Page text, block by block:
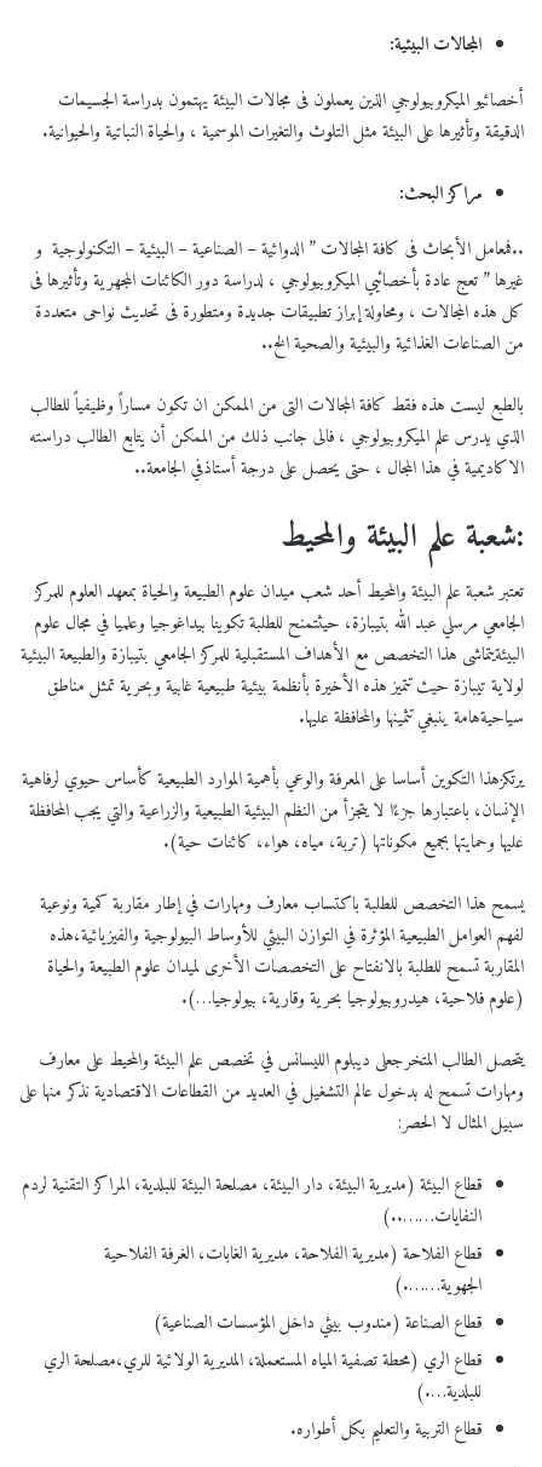
المجالات البيئية:
أخصائيو الميكروبيولوجي الذين يعملون فى مجالات البيئة يهتمون بدراسة الجسيمات
الدقيقة وتأثيرها على البيئة مثل التلوث والتغيرات الموسمية ، والحياة النباتية والحيوانية.
مراكز البحث:
..فمعامل الأبحاث فى كافة المجالات ” الدوائية – الصناعية – البيئية – التكنولوجية و
غيرها ” تعج عادة بأخصائيي الميكروبيولوجي ، لدراسة دور الكائنات المجهرية وتأثيرها فى
كل هذه المجالات ، ومحاولة إبراز تطبيقات جديدة ومتطورة فى تحديث نواحى متعددة
من الصناعات الغذائية والبيئية والصحية الخ..
بالطبع ليست هذه فقط كافة المجالات التى من الممكن ان تكون مساراً وظيفياً للطالب
الذي يدرس علم الميكروبيولوجي ، فالى جانب ذلك من الممكن أن يتابع الطالب دراسته
الاكاديمية في هذا المجال ، حتى يحصل على درجة أستاذفي الجامعة..
:شعبة علم البيئة والمحيط
تعتبر شعبة علم البيئة والمحيط أحد شعب ميدان علوم الطبيعة والحياة بمعهد العلوم للمركز
الجامعي مرسلي عبد الله بتيبازة، حيثتمنح للطلبة تكوينا بيداغوجيا وعلميا في مجال علوم
البيئةيتماشى هذا التخصص مع الأهداف المستقبلية للمركز الجامعي بتيبازة والطبيعة البيئية
لولاية تيبازة حيث تتميز هذه الأخيرة بأنظمة بيئية طبيعية غابية وبحرية تمثل مناطق
سياحيةهامة ينبغي تثمينها والمحافظة عليها.
يرتكزهذا التكوين أساسا على المعرفة والوعي بأهمية الموارد الطبيعية كأساس حيوي لرفاهية
الإنسان، باعتبارها جزءًا لا يتجزأ من النظم البيئية الطبيعية والزراعية والتي يجب المحافظة
عليها وحمايتها بجميع مكوناتها (تربة، مياه، هواء، كائنات حية).
يسمح هذا التخصص للطلبة باكتساب معارف ومهارات في إطار مقاربة كمية ونوعية
لفهم العوامل الطبيعية المؤثرة في التوازن البيئي للأوساط البيولوجية والفيزيائية،هذه
المقاربة تسمح للطلبة بالانفتاح على التخصصات الأخرى لميدان علوم الطبيعة والحياة
(علوم فلاحية، هيدروبيولوجيا بحرية وقارية، بيولوجيا…).
يتحصل الطالب المتخرجعلى ديبلوم الليسانس في تخصص علم البيئة والمحيط على معارف
ومهارات تسمح له بدخول عالم التشغيل في العديد من القطاعات الاقتصادية نذكر منها على
سبيل المثال لا الحصر:
قطاع البيئة (مديرية البيئة، دار البيئة، مصلحة البيئة للبلدية، المراكز التقنية لردم
النفايات……..)
قطاع الفلاحة (مديرية الفلاحة، مديرية الغابات، الغرفة الفلاحية
الجهوية…….)
قطاع الصناعة (مندوب بيئي داخل المؤسسات الصناعية)
قطاع الري (محطة تصفية المياه المستعملة، المديرية الولائية للري،مصلحة الري
للبلدية….)
قطاع التربية والتعليم بكل أطواره.